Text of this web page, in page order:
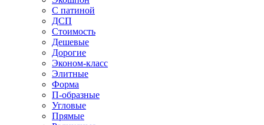
С патиной
ДСП
Стоимость
Дешевые
Дорогие
Эконом-класс
Элитные
Форма
П-образные
Угловые
Прямые